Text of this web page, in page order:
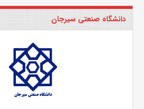
دانشگاه صنعتی سیرجان